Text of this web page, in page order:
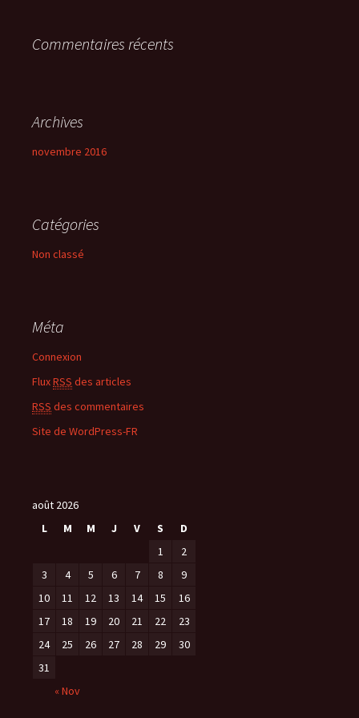
:Commentaires récents
Archives
novembre 2016
Catégories
Non classé
Méta
Connexion
FluxRSS des articles
RSS des commentaires
Site de WordPress-FR
août 2026
L
M M J V S D
« Nov
1
2
3
4 5 6 7 8
9
10
11 12 13 14 15
16
17
18 19 20 21 22
23
24
25 26 27 28 29
30
31